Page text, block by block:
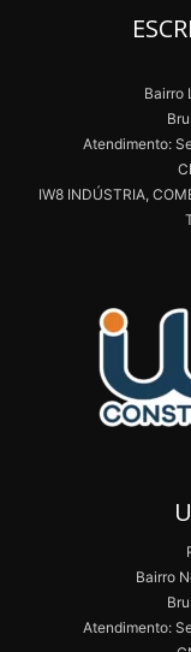
Bairro
Atendimento:
IW8 INDÚSTRIA,
Bairro
Atendimento: